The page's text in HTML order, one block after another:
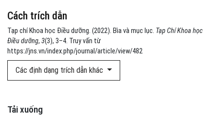
Cách trích dẫn
Tạp chí Khoa học Điều dưỡng. (2022). Bìa và mục lục. Tạp Chí Khoa học
Điều dưỡng, 3(3), 3–4. Truy vấn từ
https://jns.vn/index.php/journal/article/view/482
Các định dạng trích dẫn khác
Tải xuống